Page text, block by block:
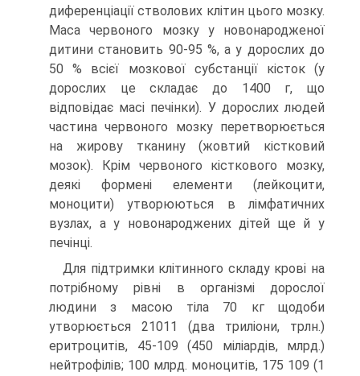
диференціації стволових клітин цього мозку.
Маса червоного мозку у новонародженої
дитини становить 90-95 %, а у дорослих до
50 % всієї мозкової субстанції кісток (у
дорослих це складає до 1400 г, що
відповідає масі печінки). У дорослих людей
частина червоного мозку перетворюється
на жирову тканину (жовтий кістковий
мозок). Крім червоного кісткового мозку,
деякі формені елементи (лейкоцити,
моноцити) утворюються в лімфатичних
вузлах, а у новонароджених дітей ще й у
печінці.
Для підтримки клітинного складу крові на
потрібному рівні в організмі дорослої
людини з масою тіла 70 кг щодоби
утворюється 21011 (два триліони, трлн.)
еритроцитів, 45-109 (450 міліардів, млрд.)
нейтрофілів; 100 млрд. моноцитів, 175 109 (1